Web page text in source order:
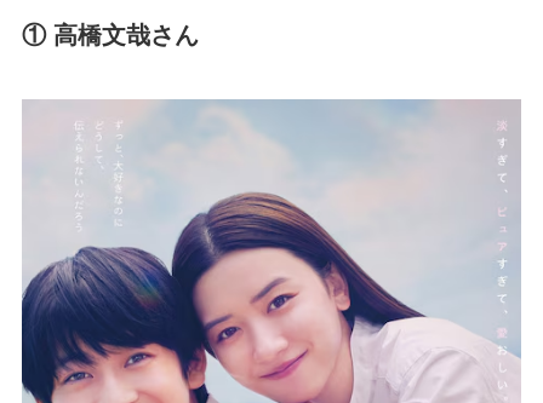
① 高橋文哉さん